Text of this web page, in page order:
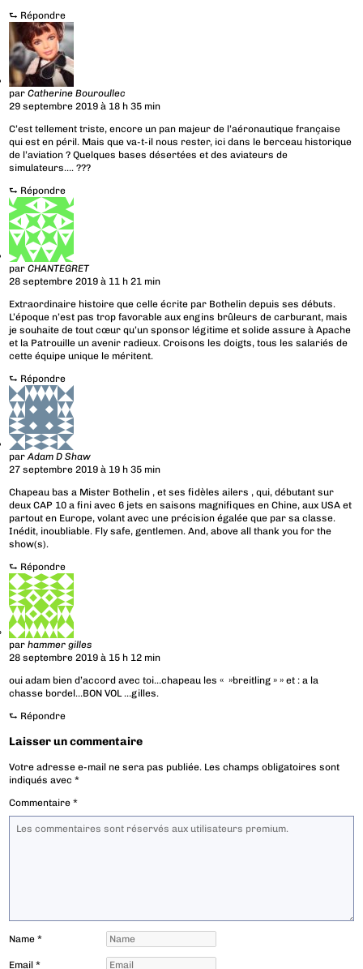
⮑ Répondre
parCatherine Bouroullec
29 septembre 2019 à 18 h 35 min
C’est tellement triste, encore un pan majeur de l’aéronautique française
qui est en péril. Mais que va-t-il nous rester, ici dans le berceau historique
de l’aviation ? Quelques bases désertées et des aviateurs de
simulateurs…. ???
⮑ Répondre
parCHANTEGRET
28 septembre 2019 à 11 h 21 min
Extraordinaire histoire que celle écrite par Bothelin depuis ses débuts.
L’époque n’est pas trop favorable aux engins brûleurs de carburant, mais
je souhaite de tout cœur qu’un sponsor légitime et solide assure à Apache
et la Patrouille un avenir radieux. Croisons les doigts, tous les salariés de
cette équipe unique le méritent.
⮑ Répondre
parAdam D Shaw
27 septembre 2019 à 19 h 35 min
Chapeau bas a Mister Bothelin , et ses fidèles ailers , qui, débutant sur
deux CAP 10 a fini avec 6 jets en saisons magnifiques en Chine, aux USA et
partout en Europe, volant avec une précision égalée que par sa classe.
Inédit, inoubliable. Fly safe, gentlemen. And, above all thank you for the
show(s).
⮑ Répondre
parhammer gilles
28 septembre 2019 à 15 h 12 min
oui adam bien d’accord avec toi…chapeau les « »breitling » » et : a la
chasse bordel…BON VOL …gilles.
⮑ Répondre
Laisser un commentaire
Votre adresse e-mail ne sera pas publiée. Les champs obligatoires sont
indiqués avec*
Commentaire*
Name*
Email*